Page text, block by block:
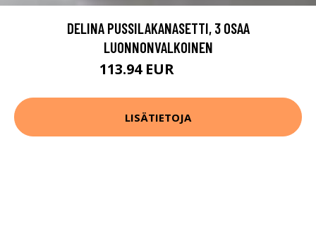
DELINA PUSSILAKANASETTI, 3 OSAA
LUONNONVALKOINEN
113.94 EUR
LISÄTIETOJA